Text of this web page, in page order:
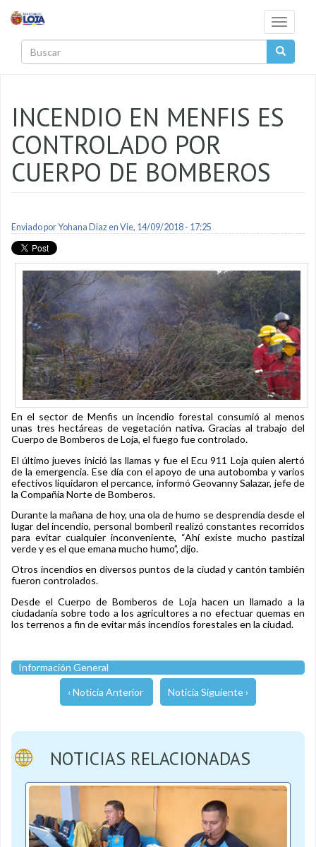
Toggle
INCENDIO EN MENFIS ES
CONTROLADO POR
CUERPO DE BOMBEROS
Enviado porYohana Diazen Vie, 14/09/2018 - 17:25
En el sector de Menfis un incendio forestal consumió al menos
unas tres hectáreas de vegetación nativa. Gracias al trabajo del
Cuerpo de Bomberos de Loja, el fuego fue controlado.
El último jueves inició las llamas y fue el Ecu 911 Loja quien alertó
de la emergencia. Ese día con el apoyo de una autobomba y varios
efectivos liquidaron el percance, informó Geovanny Salazar, jefe de
la Compañía Norte de Bomberos.
Durante la mañana de hoy, una ola de humo se desprendía desde el
lugar del incendio, personal bomberil realizó constantes recorridos
para evitar cualquier inconveniente, “Ahí existe mucho pastizal
verde y es el que emana mucho humo”, dijo.
Otros incendios en diversos puntos de la ciudad y cantón también
fueron controlados.
Desde el Cuerpo de Bomberos de Loja hacen un llamado a la
ciudadanía sobre todo a los agricultores a no efectuar quemas en
los terrenos a fin de evitar más incendios forestales en la ciudad.
Información General
‹ Noticia Anterior Noticia Siguiente ›
NOTICIAS RELACIONADAS